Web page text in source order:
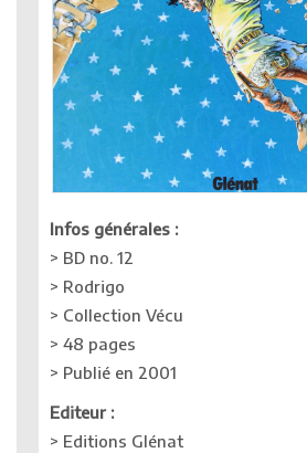
Infos générales :
> BD no. 12
> Rodrigo
> Collection Vécu
> 48 pages
> Publié en 2001
Editeur :
> Editions Glénat